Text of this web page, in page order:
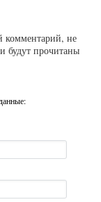
комментарий, не
будут прочитаны